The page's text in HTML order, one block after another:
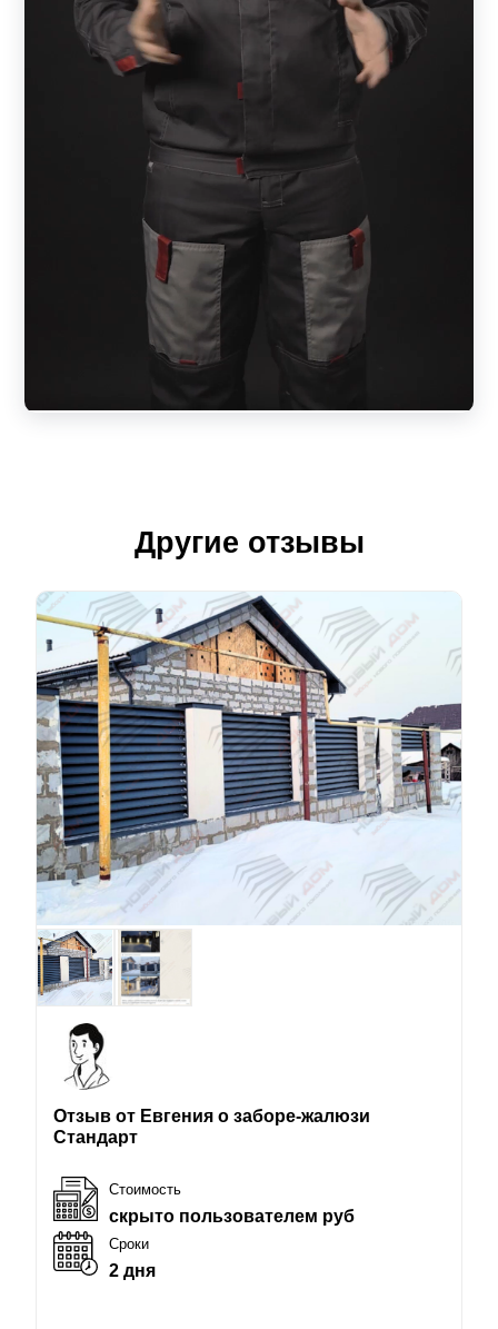
Другие отзывы
Отзыв от Евгения о заборе-жалюзи
Стандарт
Стоимость
скрыто пользователем руб
Сроки
2 дня